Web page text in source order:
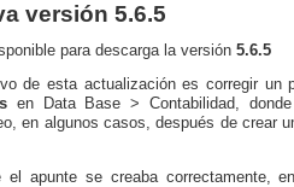
versión 5.6.5
para descarga la versión 5.6.5
de esta actualización es corregir un
en Data Base > Contabilidad,
en algunos casos, después de crear
el apunte se creaba correctamente,